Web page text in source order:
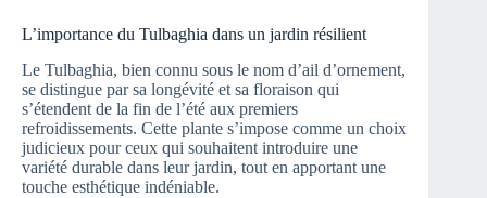
L’importance du Tulbaghia dans un jardin résilient
Le Tulbaghia, bien connu sous le nom d’ail d’ornement,
se distingue par sa longévité et sa floraison qui
s’étendent de la fin de l’été aux premiers
refroidissements. Cette plante s’impose comme un choix
judicieux pour ceux qui souhaitent introduire une
variété durable dans leur jardin, tout en apportant une
touche esthétique indéniable.